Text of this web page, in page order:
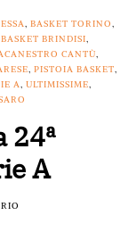
, BASKET TORINO,
BRINDISI,
CANTÙ,
, PISTOIA BASKET,
A, ULTIMISSIME,
24ª
A